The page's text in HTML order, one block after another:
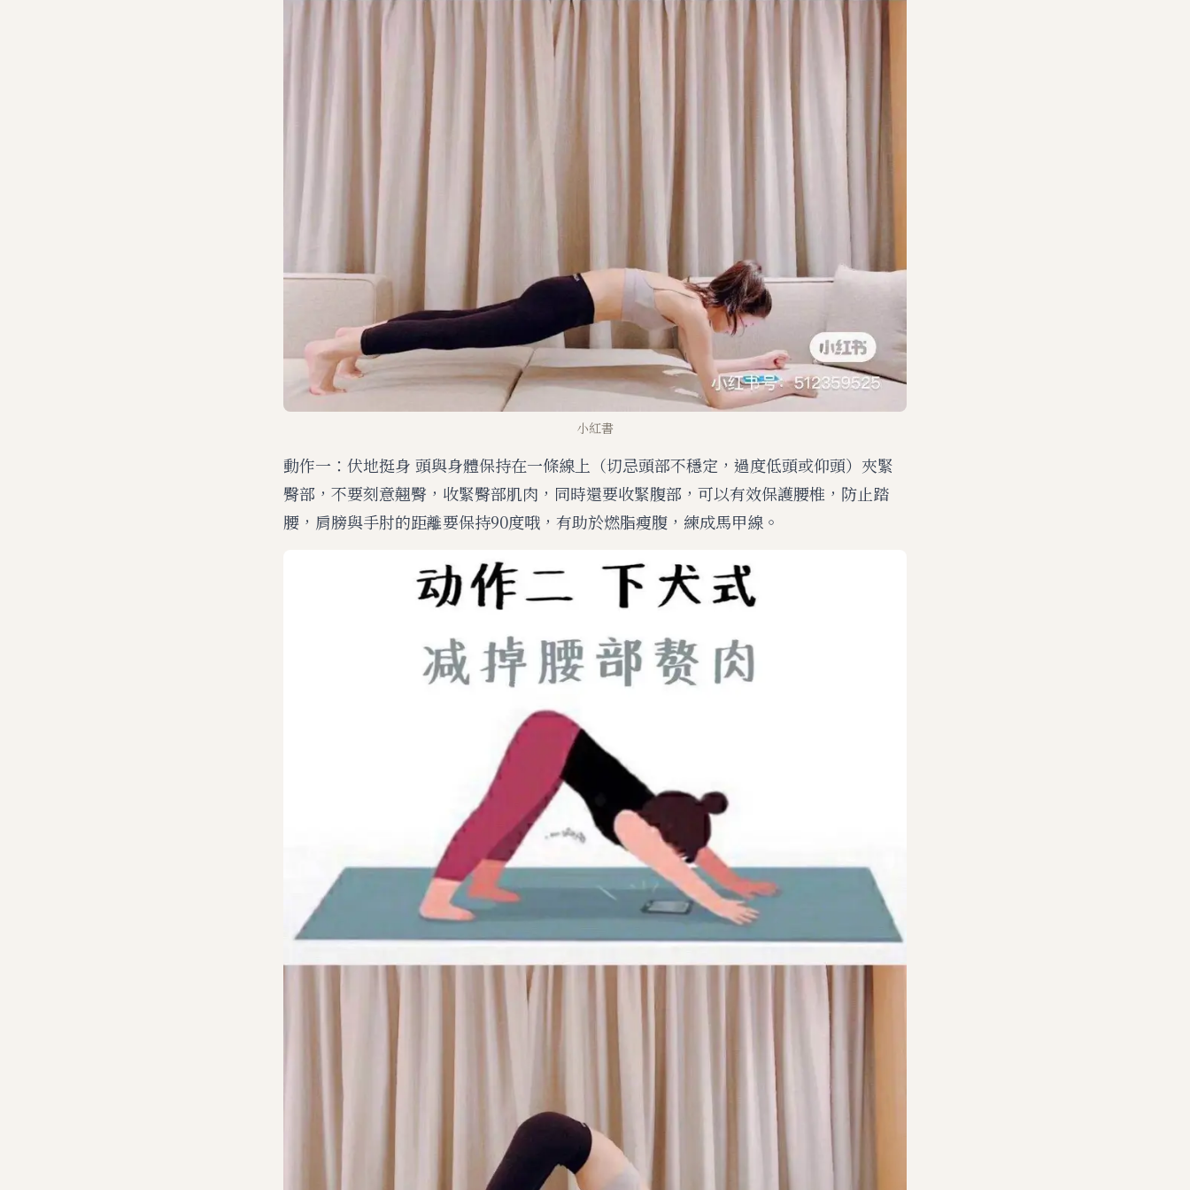
小紅書
動作一：伏地挺身 頭與身體保持在一條線上（切忌頭部不穩定，過度低頭或仰頭）夾緊
臀部，不要刻意翹臀，收緊臀部肌肉，同時還要收緊腹部，可以有效保護腰椎，防止踏
腰，肩膀與手肘的距離要保持90度哦，有助於燃脂瘦腹，練成馬甲線。